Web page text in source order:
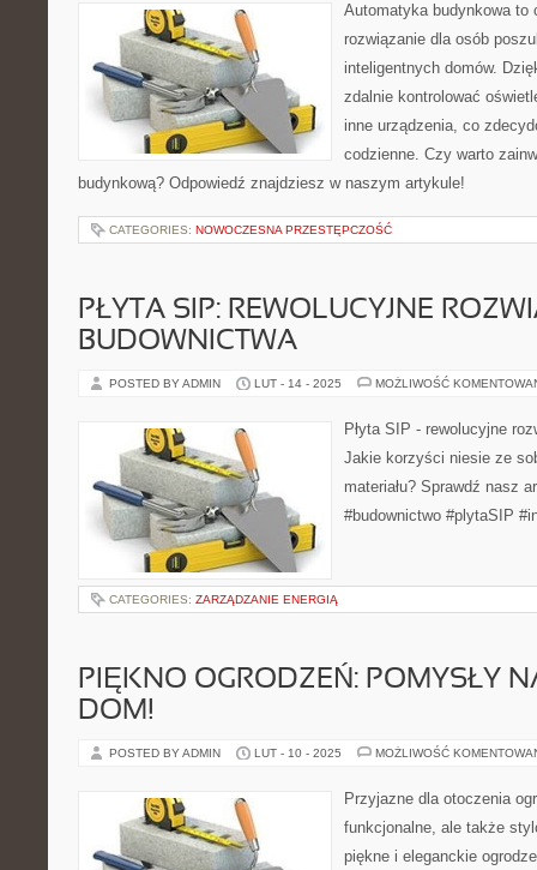
Automatyka budynkowa to
rozwiązanie dla osób
inteligentnych domów.
zdalnie kontrolować
inne urządzenia, co
codzienne. Czy warto
budynkową? Odpowiedź znajdziesz w naszym artykule!
CATEGORIES: NOWOCZESNA PRZESTĘPCZOŚĆ
PŁYTA SIP: REWOLUCYJNE
BUDOWNICTWA
POSTED BY ADMIN LUT - 14 - 2025 MOŻLIWOŚĆ
Płyta SIP - rewolucyjne
Jakie korzyści niesie ze
materiału? Sprawdź nasz
#budownictwo #plytaSIP
CATEGORIES: ZARZĄDZANIE ENERGIĄ
PIĘKNO OGRODZEŃ: POMYSŁY
DOM!
POSTED BY ADMIN LUT - 10 - 2025 MOŻLIWOŚĆ
Przyjazne dla otoczenia
funkcjonalne, ale także
piękne i eleganckie